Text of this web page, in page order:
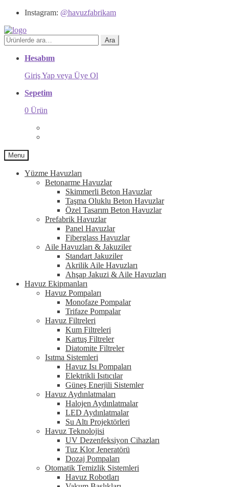
Instagram: @havuzfabrikam
Ara: Ara
Hesabım
Giriş Yap veya Üye Ol
Sepetim
0 Ürün
Menu
Yüzme Havuzları
Betonarme Havuzlar
Skimmerli Beton Havuzlar
Taşma Oluklu Beton Havuzlar
Özel Tasarım Beton Havuzlar
Prefabrik Havuzlar
Panel Havuzlar
Fiberglass Havuzlar
Aile Havuzları & Jakuziler
Standart Jakuziler
Akrilik Aile Havuzları
Ahşap Jakuzi & Aile Havuzları
Havuz Ekipmanları
Havuz Pompaları
Monofaze Pompalar
Trifaze Pompalar
Havuz Filtreleri
Kum Filtreleri
Kartuş Filtreler
Diatomite Filtreler
Isıtma Sistemleri
Havuz Isı Pompaları
Elektrikli Isıtıcılar
Güneş Enerjili Sistemler
Havuz Aydınlatmaları
Halojen Aydınlatmalar
LED Aydınlatmalar
Su Altı Projektörleri
Havuz Teknolojisi
UV Dezenfeksiyon Cihazları
Tuz Klor Jeneratörü
Dozaj Pompaları
Otomatik Temizlik Sistemleri
Havuz Robotları